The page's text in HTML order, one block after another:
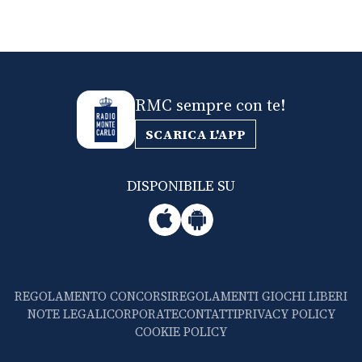
RMC sempre con te!
SCARICA L'APP
DISPONIBILE SU
REGOLAMENTO CONCORSIREGOLAMENTI GIOCHI LIBERI
NOTE LEGALICORPORATECONTATTIPRIVACY POLICY
COOKIE POLICY